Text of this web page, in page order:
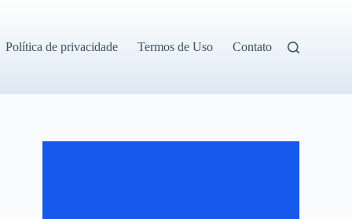
Política de privacidade Termos de Uso Contato